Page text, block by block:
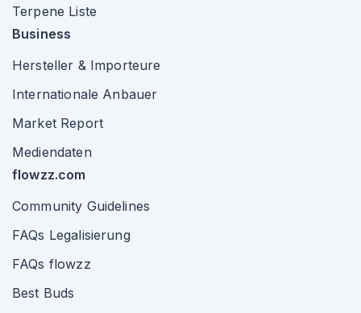
Terpene Liste
Business
Hersteller & Importeure
Internationale Anbauer
Market Report
Mediendaten
flowzz.com
Community Guidelines
FAQs Legalisierung
FAQs flowzz
Best Buds